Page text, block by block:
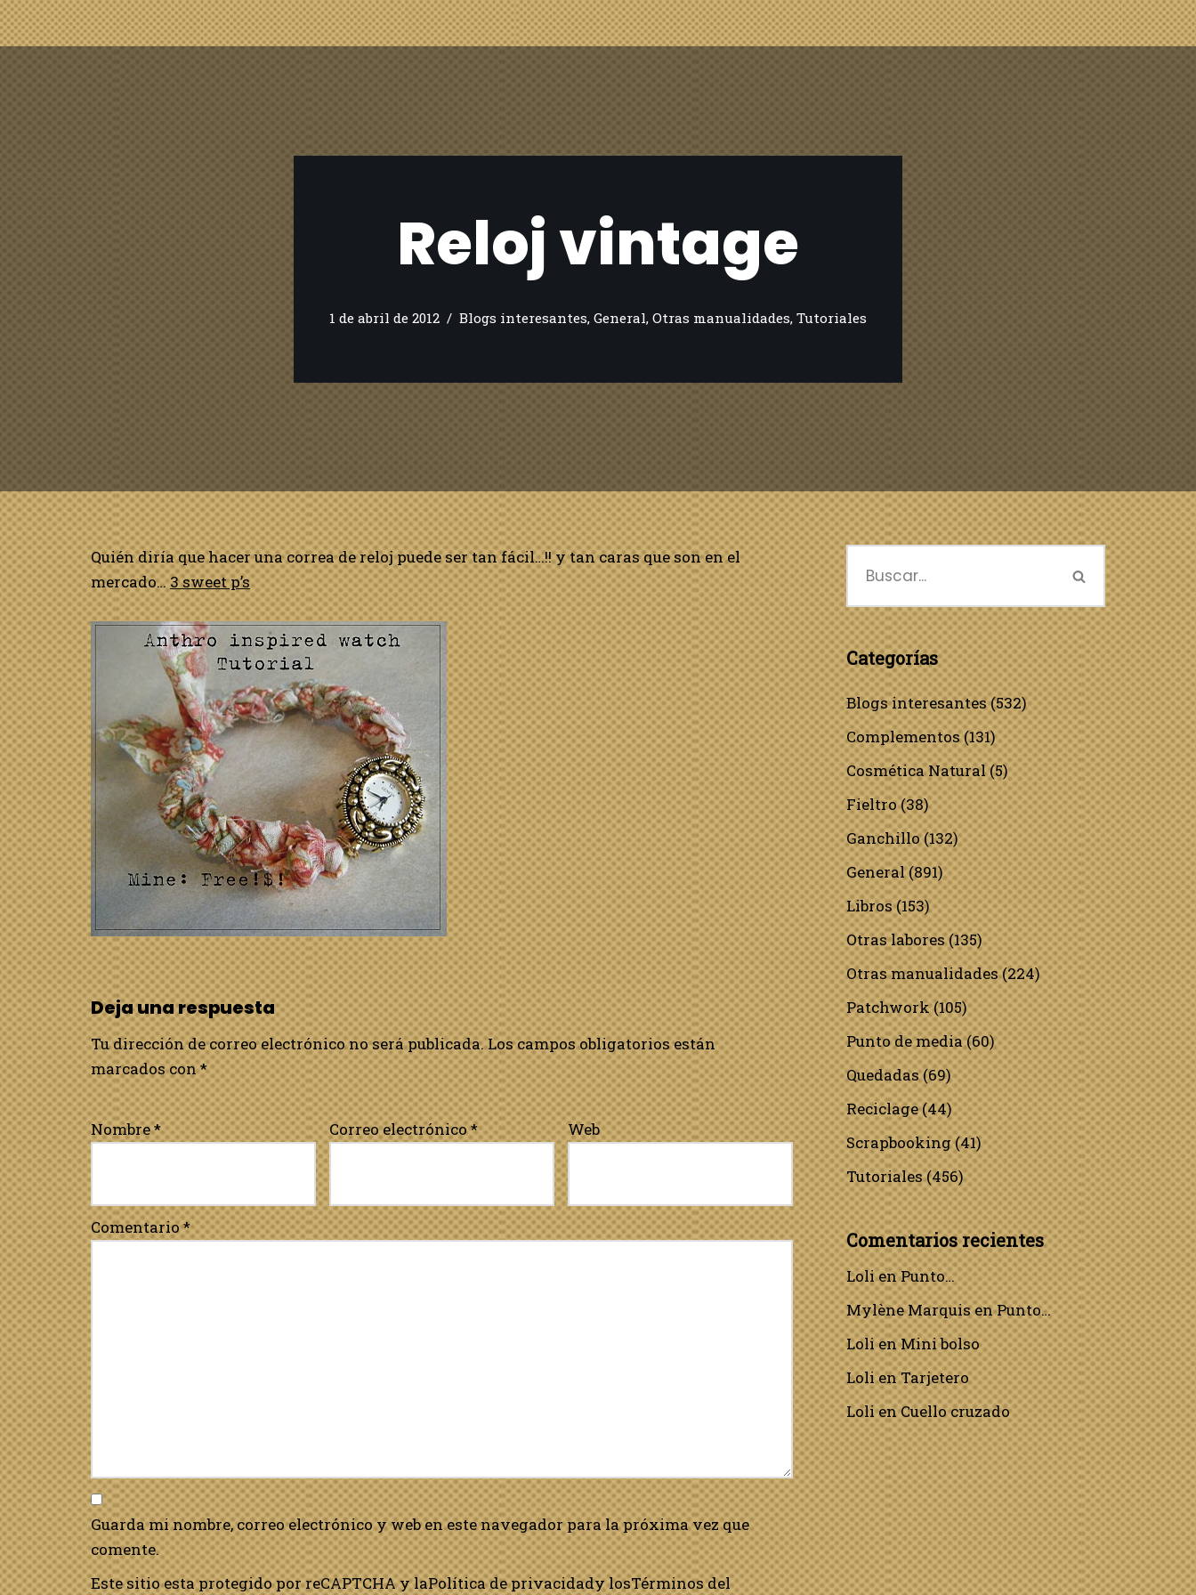
Reloj vintage
1 de abril de 2012 Blogs interesantes, General, Otras manualidades, Tutoriales
Quién diría que hacer una correa de reloj puede ser tan fácil…!! y tan caras que son en el
mercado…3 sweet p’s
Deja una respuesta
Tu dirección de correo electrónico no será publicada. Los campos obligatorios están
marcados con*
Nombre* Correo electrónico* Web
Comentario*
Guarda mi nombre, correo electrónico y web en este navegador para la próxima vez que
comente.
Este sitio esta protegido por reCAPTCHA y laPolítica de privacidady losTérminos del
Categorías
Blogs interesantes(532)
Complementos(131)
Cosmética Natural(5)
Fieltro(38)
Ganchillo(132)
General(891)
Libros(153)
Otras labores(135)
Otras manualidades(224)
Patchwork(105)
Punto de media(60)
Quedadas(69)
Reciclage(44)
Scrapbooking(41)
Tutoriales(456)
Comentarios recientes
LolienPunto…
Mylène MarquisenPunto…
LolienMini bolso
LolienTarjetero
LolienCuello cruzado